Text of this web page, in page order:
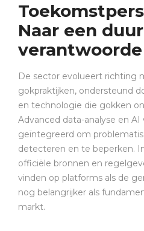
Naar een
De sector evolueert richting
gokpraktijken, ondersteund
en technologie die gokken
Advanced data-analyse en
geïntegreerd om
detecteren en te beperken.
officiële bronnen en
vinden op platforms als de
nog belangrijker als
markt.